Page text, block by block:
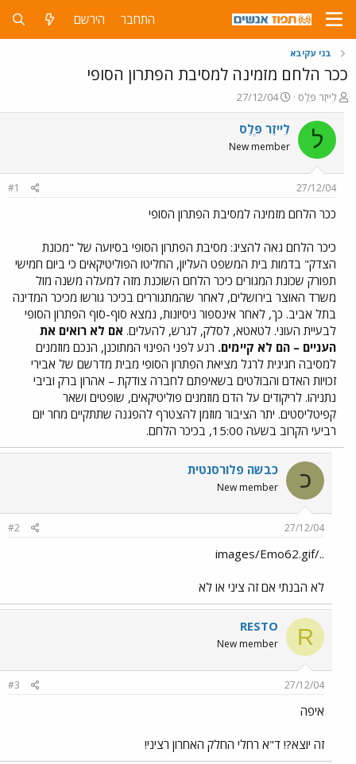
התחבר הירשם
בני עקיבא
ככר הלחם מזמינה למסיבת הפתרון הסופי
פ
ו
ת
ח
ה
ש
א
לֵייזֶר פֶּלֶס
פ
ו
ר
ס
ם
ר
27/12/04
ל לֵייזֶר פֶּלֶס
New member
27/12/04
#1
ככר הלחם מזמינה למסיבת הפתרון הסופי
כיכר הלחם גאה להציג: מסיבת הפתרון הסופי בסיועה של "מכונת
הצדק" בדמות בית המשפט העליון, החליטו הפוליטיקאים כי ביום חמישי
תפורק שכונת המגורים כיכר הלחם השוכנת מזה למעלה משנה מול
משרד האוצר בירושלים, לאחר שהמתגוררים בכיכר גורשו מכיכר המדינה
בתל אביב. כך, לאחר אינספור ניסיונות, נמצא סוף-סוף הפתרון הסופי
לבעיית העוני. לטאטא, לסלק, לגרש, להעלים. אם לא רואים את
העניים – הם לא קיימים. רגע לפני הפינוי המתוכנן, הנכם מוזמנים
למסיבה חגיגית לרגל מציאת הפתרון הסופי מבית מדרשם של אבירי
זכויות האדם והבולטים בשאיפתם לחברה צודקת – אהרון ברק וביבי
נתניהו. לריקודים על הדם מוזמנים פוליטיקאים, שופטים ושאר
קפיטליסטים. יתר הציבור מוזמן להצטרף להפגנה שתתקיים מחר יום
רביעי הקרוב בשעה 15:00, בכיכר הלחם.
כ כבשה פלורסנטית
New member
27/12/04
#2
../images/Emo62.gif
לא הבנתי אם זה ציני או לא
R
RESTO
New member
27/12/04
#3
איפה
זה יוצא?! ד"א רחלי החלק האחרון רציני!